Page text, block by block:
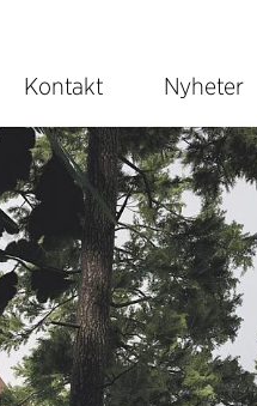
Kontakt Nyheter